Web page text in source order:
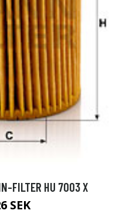
FILTER HU 7003 X
SEK